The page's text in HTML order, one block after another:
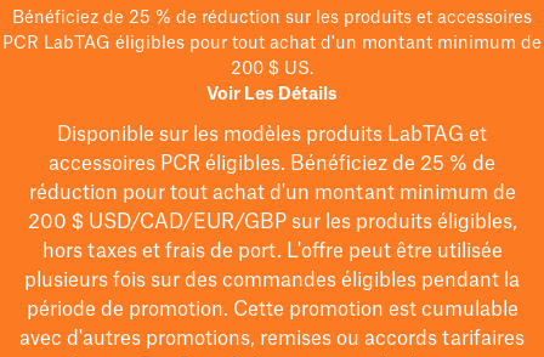
Bénéficiez de 25 % de réduction sur les produits et accessoires
PCR LabTAG éligibles pour tout achat d'un montant minimum de
200 $ US.
Voir Les Détails
Disponible sur les modèles produits LabTAG et
accessoires PCR éligibles. Bénéficiez de 25 % de
réduction pour tout achat d'un montant minimum de
200 $USD/CAD/EUR/GBPsur les produits éligibles,
hors taxes et frais de port. L'offre peut être utilisée
plusieurs fois sur des commandes éligibles pendant la
période de promotion. Cette promotion est cumulable
avec d'autres promotions, remises ou accords tarifaires